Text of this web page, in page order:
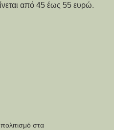
από 45 έως 55 ευρώ.
στα